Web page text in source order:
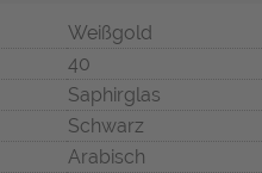
Weißgold
40
Saphirglas
Schwarz
Arabisch